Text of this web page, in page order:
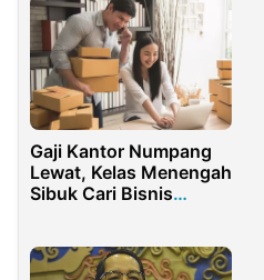
Gaji Kantor Numpang
Lewat, Kelas Menengah
Sibuk Cari Bisnis